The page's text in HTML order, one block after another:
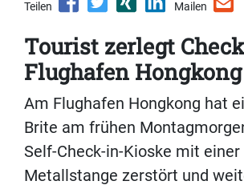
Teilen Mailen
Tourist zerlegt
Flughafen Hongkong
Am Flughafen Hongkong hat
Brite am frühen
Self-Check-in-Kioske mit einer
Metallstange zerstört und